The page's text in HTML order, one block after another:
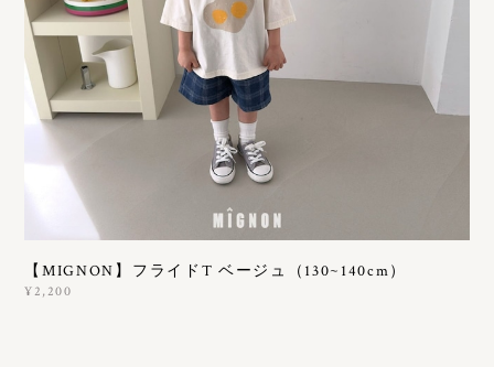
【MIGNON】フライドT ベージュ（130~140cm）
¥2,200